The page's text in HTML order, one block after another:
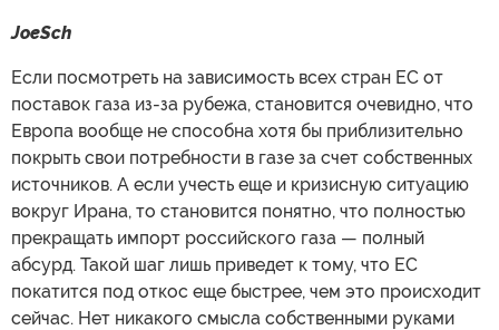
JoeSch
Если посмотреть на зависимость всех стран ЕС от
поставок газа из-за рубежа, становится очевидно, что
Европа вообще не способна хотя бы приблизительно
покрыть свои потребности в газе за счет собственных
источников. А если учесть еще и кризисную ситуацию
вокруг Ирана, то становится понятно, что полностью
прекращать импорт российского газа — полный
абсурд. Такой шаг лишь приведет к тому, что ЕС
покатится под откос еще быстрее, чем это происходит
сейчас. Нет никакого смысла собственными руками